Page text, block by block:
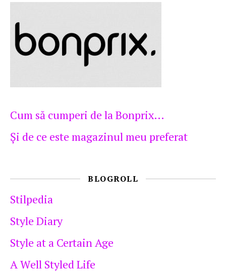
Cum să cumperi de la Bonprix…
Şi de ce este magazinul meu preferat
BLOGROLL
Stilpedia
Style Diary
Style at a Certain Age
A Well Styled Life